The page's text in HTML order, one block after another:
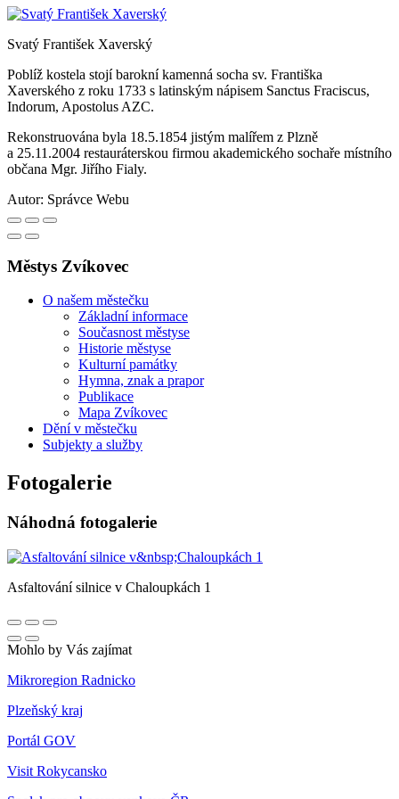
Svatý František Xaverský
Poblíž kostela stojí barokní kamenná socha sv. Františka
Xaverského z roku 1733 s latinským nápisem Sanctus Fraciscus,
Indorum, Apostolus AZC.
Rekonstruována byla 18.5.1854 jistým malířem z Plzně
a 25.11.2004 restauráterskou firmou akademického sochaře místního
občana Mgr. Jiřího Fialy.
Autor: Správce Webu
Městys Zvíkovec
O našem městečku
Základní informace
Současnost městyse
Historie městyse
Kulturní památky
Hymna, znak a prapor
Publikace
Mapa Zvíkovec
Dění v městečku
Subjekty a služby
Fotogalerie
Náhodná fotogalerie
Asfaltování silnice v Chaloupkách 1
Mohlo by Vás zajímat
Mikroregion Radnicko
Plzeňský kraj
Portál GOV
Visit Rokycansko